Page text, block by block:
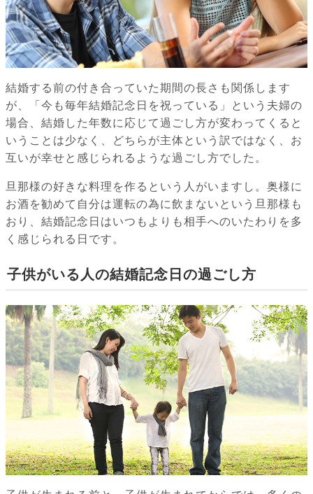
結婚する前の付き合っていた期間の長さも関係します
が、「今も毎年結婚記念日を祝っている」という夫婦の
場合、結婚した年数に応じて過ごし方が変わってくると
いうことは少なく、どちらが主体という訳ではなく、お
互いが幸せと感じられるような過ごし方でした。
旦那様の好きな料理を作るという人がいますし。奥様に
お酒を勧めて自分は運転の為に飲まないという旦那様も
おり、結婚記念日はいつもよりも相手へのいたわりを多
く感じられる日です。
子供がいる人の結婚記念日の過ごし方